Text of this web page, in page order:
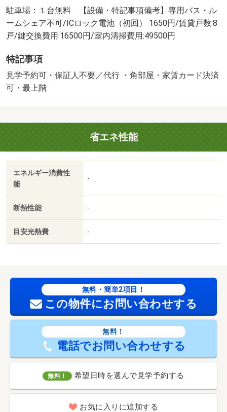
駐車場：１台無料 【設備・特記事項備考】専用バス・ル
ームシェア不可/ICロック電池（初回） 1650円/賃貸戸数:8
戸/鍵交換費用:16500円/室内清掃費用:49500円
特記事項
見学予約可・保証人不要／代行 ・角部屋・家賃カード決済
可・最上階
省エネ性能
エネルギー消費性
能
-
断熱性能 -
目安光熱費 -
無料・簡単2項目！
この物件にお問い合わせする
無料！
電話でお問い合わせする
無料！ 希望日時を選んで見学予約する
お気に入りに追加する